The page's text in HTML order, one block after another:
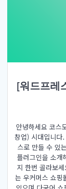
[워드프레
안녕하세요 코스
창업) 시대입니다
스로 만들 수 있
플러그인을 소개
지 한번 골라보
는 우커머스 쇼핑